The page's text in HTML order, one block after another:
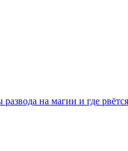
на магии и где